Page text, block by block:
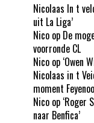
Nicolaas In t
uit La Liga’
Nico op De
voorronde CL
Nico op ‘Owen
Nicolaas in t
moment
Nico op ‘Roger
naar Benfica’